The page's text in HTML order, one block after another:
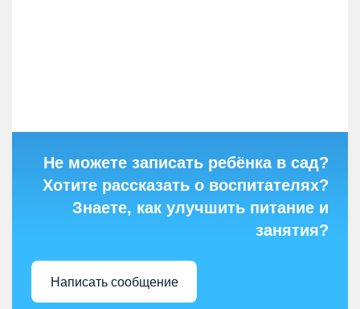
Не можете записать ребёнка в сад?
Хотите рассказать о воспитателях?
Знаете, как улучшить питание и
занятия?
Написать сообщение